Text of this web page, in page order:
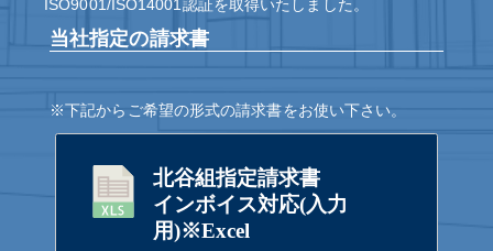
ISO9001/ISO14001認証を取得いたしました。
当社指定の請求書
※下記からご希望の形式の請求書をお使い下さい。
北谷組指定請求書
インボイス対応(入力
用)※Excel